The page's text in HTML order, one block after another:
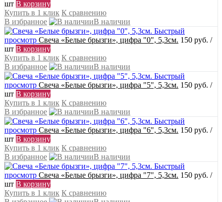
шт В корзину
Купить в 1 клик К сравнению
В избранное
В наличии
Быстрый
просмотр Свеча «Белые брызги», цифра "0", 5,3см. 150 руб. /
шт В корзину
Купить в 1 клик К сравнению
В избранное
В наличии
Быстрый
просмотр Свеча «Белые брызги», цифра "5", 5,3см. 150 руб. /
шт В корзину
Купить в 1 клик К сравнению
В избранное
В наличии
Быстрый
просмотр Свеча «Белые брызги», цифра "6", 5,3см. 150 руб. /
шт В корзину
Купить в 1 клик К сравнению
В избранное
В наличии
Быстрый
просмотр Свеча «Белые брызги», цифра "7", 5,3см. 150 руб. /
шт В корзину
Купить в 1 клик К сравнению